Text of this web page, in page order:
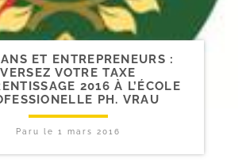
ET ENTREPRENEURS :
VERSEZ VOTRE TAXE
2016 À L’ÉCOLE
PH. VRAU
Paru le 1 mars 2016